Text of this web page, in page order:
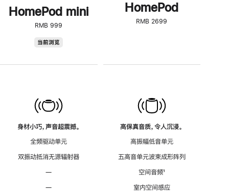
HomePod mini
RMB 999
当前浏览
身材小巧，声音超震撼。
全频驱动单元
双振动抵消无源辐射器
—
—
HomePod
RMB 2699
高保真音质，令人沉浸。
高振幅低音单元
五高音单元波束成形阵列
空间音频脚
¹
室内空间感应